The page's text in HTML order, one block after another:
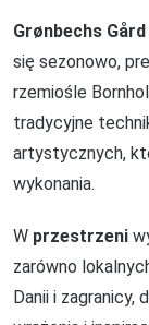
Grønbechs Gård
się sezonowo,
rzemiośle
tradycyjne
artystycznych,
wykonania.
W przestrzeni
zarówno
Danii i